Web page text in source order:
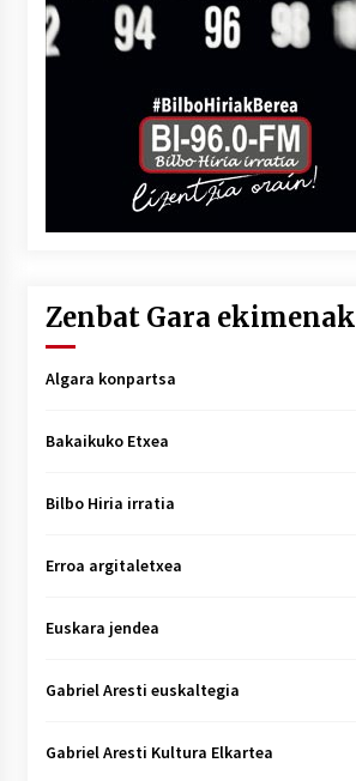
Zenbat Gara ekimenak
Algara konpartsa
Bakaikuko Etxea
Bilbo Hiria irratia
Erroa argitaletxea
Euskara jendea
Gabriel Aresti euskaltegia
Gabriel Aresti Kultura Elkartea